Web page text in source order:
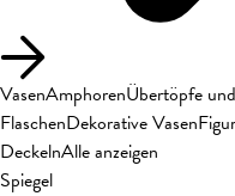
VasenAmphorenÜbertöpfe
FlaschenDekorative Vasen
DeckelnAlle anzeigen
Spiegel